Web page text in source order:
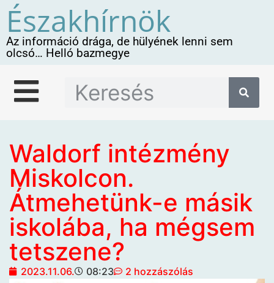
Északhírnök
Az információ drága, de hülyének lenni sem
olcsó… Helló bazmegye
Waldorf intézmény
Miskolcon.
Átmehetünk-e másik
iskolába, ha mégsem
tetszene?
2023.11.06. 08:23 2 hozzászólás